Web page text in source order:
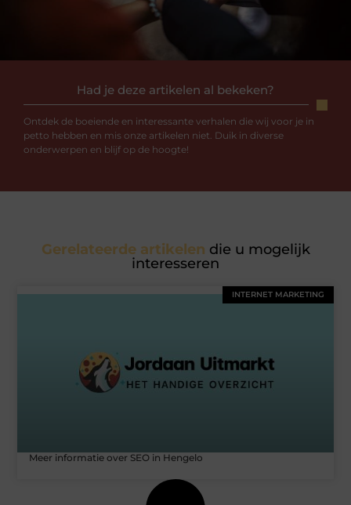
Had je deze artikelen al bekeken?
Ontdek de boeiende en interessante verhalen die wij voor je in
petto hebben en mis onze artikelen niet. Duik in diverse
onderwerpen en blijf op de hoogte!
Gerelateerde artikelen die u mogelijk
interesseren
INTERNET MARKETING
Meer informatie over SEO in Hengelo